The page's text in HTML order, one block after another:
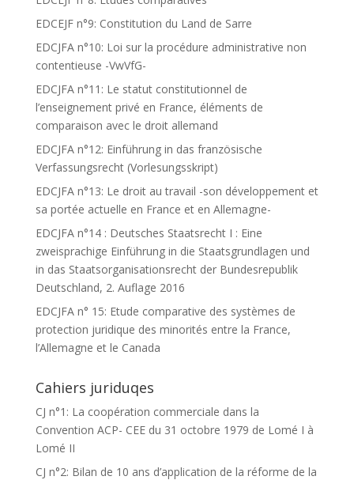
EDCEJF n°9: Constitution du Land de Sarre
EDCJFA n°10: Loi sur la procédure administrative non
contentieuse -VwVfG-
EDCJFA n°11: Le statut constitutionnel de
l’enseignement privé en France, éléments de
comparaison avec le droit allemand
EDCJFA n°12: Einführung in das französische
Verfassungsrecht (Vorlesungsskript)
EDCJFA n°13: Le droit au travail -son développement et
sa portée actuelle en France et en Allemagne-
EDCJFA n°14 : Deutsches Staatsrecht I : Eine
zweisprachige Einführung in die Staatsgrundlagen und
in das Staatsorganisationsrecht der Bundesrepublik
Deutschland, 2. Auflage 2016
EDCJFA n° 15: Etude comparative des systèmes de
protection juridique des minorités entre la France,
l’Allemagne et le Canada
Cahiers juriduqes
CJ n°1: La coopération commerciale dans la
Convention ACP- CEE du 31 octobre 1979 de Lomé I à
Lomé II
CJ n°2: Bilan de 10 ans d’application de la réforme de la